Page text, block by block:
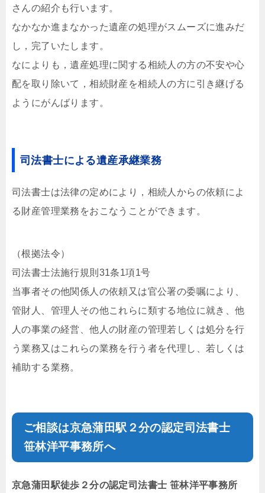
さんの紹介も行います。
なかなか進まなかった遺産の処理がスムーズに進みだ
し，完了いたします。
なによりも，遺産処理に関する相続人の方の不安や心
配を取り除いて，相続財産を相続人の方に引き継げる
ようにがんばります。
司法書士による遺産承継業務
司法書士は法律の定めにより，相続人からの依頼によ
る財産管理業務をおこなうことができます。
（根拠法令）
司法書士法施行規則31条1項1号
当事者その他関係人の依頼又は官公署の委嘱により、
管財人、管理人その他これらに類する地位に就き、他
人の事業の経営、他人の財産の管理若しくは処分を行
う業務又はこれらの業務を行う者を代理し、若しくは
補助する業務。
ご相談は京急蒲田駅２分の認定司法書士
笹林洋平事務所へ
京急蒲田駅徒歩２分の認定司法書士 笹林洋平事務所